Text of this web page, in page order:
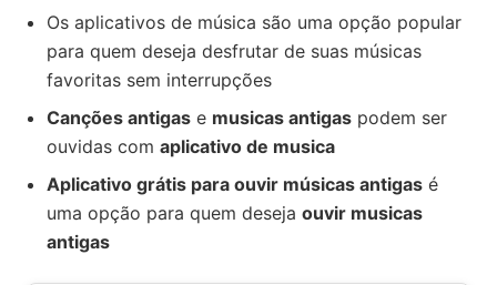
Os aplicativos de música são uma opção popular
para quem deseja desfrutar de suas músicas
favoritas sem interrupções
Canções antigas e musicas antigas podem ser
ouvidas com aplicativo de musica
Aplicativo grátis para ouvir músicas antigas é
uma opção para quem deseja ouvir musicas
antigas